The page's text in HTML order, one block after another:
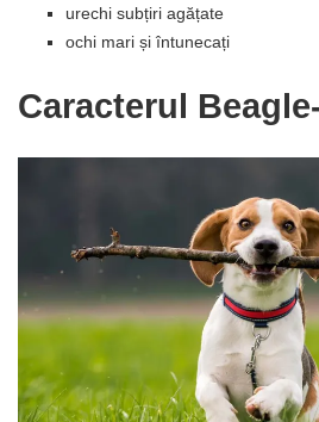
urechi subțiri agățate
ochi mari și întunecați
Caracterul